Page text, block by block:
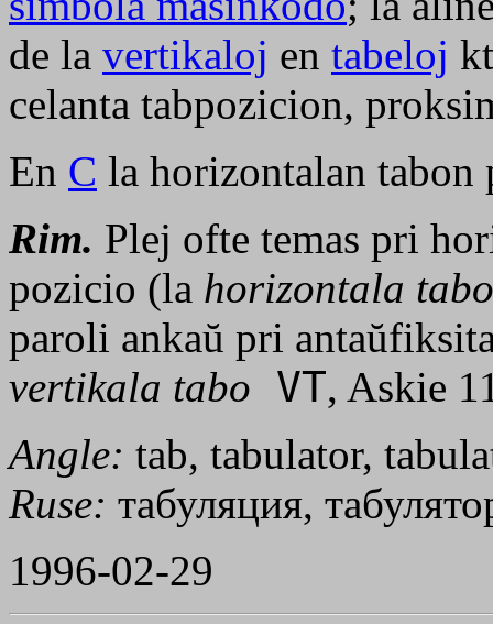
de la vertikaloj en tabeloj
celanta tabpozicion,
En C la horizontalan tabon
Rim. Plej ofte temas pri
pozicio (la horizontala tabo
paroli ankaŭ pri
vertikala tabo VT, Askie
Angle: tab, tabulator,
Ruse: табуляция,
1996-02-29